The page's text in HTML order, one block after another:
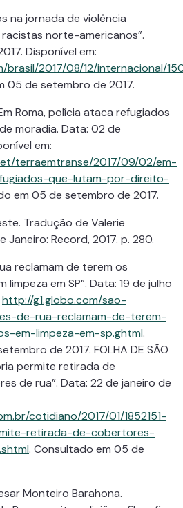
na jornada de violência
norte-americanos”.
Disponível em:
brasil/2017/08/12/internacional/
05 de setembro de 2017.
Roma, polícia ataca refugiados
moradia. Data: 02 de
em:
terraemtranse/2017/09/02/em-
que-lutam-por-direito-
em 05 de setembro de 2017.
Tradução de Valerie
Janeiro: Record, 2017. p. 280.
reclamam de terem os
em SP”. Data: 19 de julho
http://g1.globo.com/sao-
de-rua-reclamam-de-terem-
em-limpeza-em-sp.ghtml.
de 2017. FOLHA DE SÃO
permite retirada de
de rua”. Data: 22 de janeiro de
cotidiano/2017/01/1852151-
retirada-de-cobertores-
. Consultado em 05 de
Monteiro Barahona.